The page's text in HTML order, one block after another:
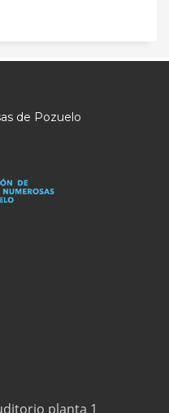
de Pozuelo
planta 1